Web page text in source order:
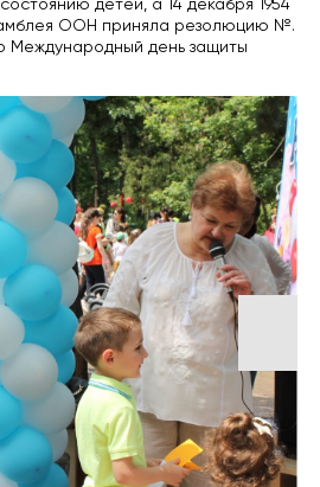
детей, а 14 декабря 1954
ООН приняла резолюцию №.
Международный день защиты